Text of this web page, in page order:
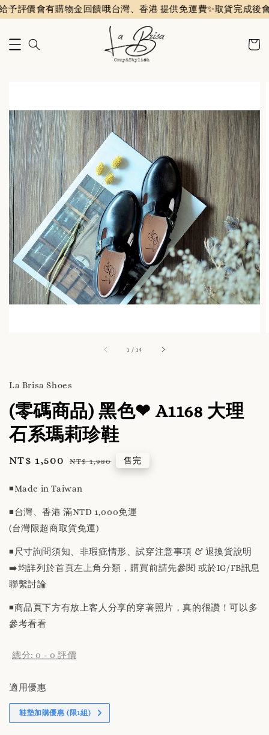
評價會有購物金回饋哦台灣、香港 提供免運費✨️取貨完成後會
1 /14
La Brisa Shoes
(零碼商品) 黑色❤ A1168 大理
石系瑪莉珍鞋
Sale
NT$ 1,500 Regular
NT$ 1,980 售完
◾️Made in Taiwan
◾️台灣、香港 滿NTD 1,000免運
(台灣限超商取貨免運)
◾️尺寸詢問須知、非瑕疵情形、試穿注意事項 & 退換貨說明
➡️均詳列於首頁左上角分類，購買前請先參閱 或於IG/FB訊息
聯繫討論
◾️商品頁下方有放上客人分享的穿著照片，真的很讚！可以多
參考看看
總分: 0 - 0 評價
適用優惠
鞋墊加購優惠 (限1組)